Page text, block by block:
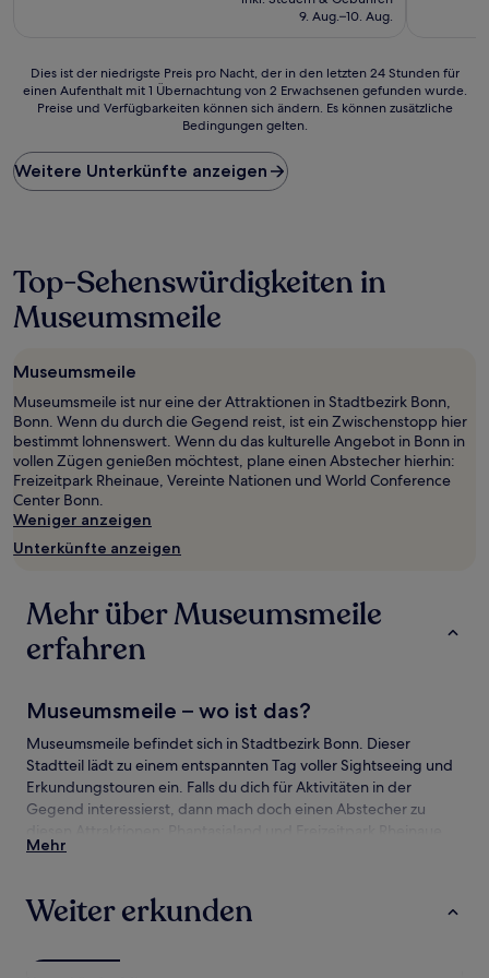
beträgt
9. Aug.–10. Aug.
Dies
ist
Preis
pro
Nacht,
letzten
24 Stunden
für
einen
mit
von
2 Erwachsenen
gefunden
wurde.
Preise
und
Verfügbarkeiten
können
können
zusätzliche
Bedingungen
Dies ist der niedrigste Preis pro Nacht, der in den letzten 24 Stunden für
einen Aufenthalt mit 1 Übernachtung von 2 Erwachsenen gefunden wurde.
Preise und Verfügbarkeiten können sich ändern. Es können zusätzliche
Bedingungen gelten.
Weitere Unterkünfte anzeigen
Top-Sehenswürdigkeiten in
Museumsmeile
Museumsmeile
Museumsmeile ist nur eine der Attraktionen in Stadtbezirk Bonn,
Bonn. Wenn du durch die Gegend reist, ist ein Zwischenstopp hier
bestimmt lohnenswert. Wenn du das kulturelle Angebot in Bonn in
vollen Zügen genießen möchtest, plane einen Abstecher hierhin:
Freizeitpark Rheinaue, Vereinte Nationen und World Conference
Center Bonn.
Weniger anzeigen
Unterkünfte anzeigen
Mehr über Museumsmeile
erfahren
Museumsmeile – wo ist das?
Museumsmeile befindet sich in Stadtbezirk Bonn. Dieser
Stadtteil lädt zu einem entspannten Tag voller Sightseeing und
Erkundungstouren ein. Falls du dich für Aktivitäten in der
Gegend interessierst, dann mach doch einen Abstecher zu
Museumsmeile
Mehr
Weiter erkunden